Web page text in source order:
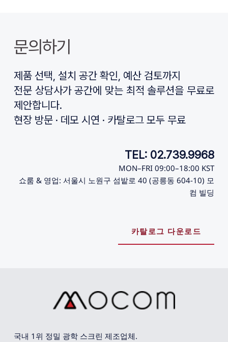
문의하기
제품 선택, 설치 공간 확인, 예산 검토까지
전문 상담사가 공간에 맞는 최적 솔루션을 무료로
제안합니다.
현장 방문 · 데모 시연 · 카탈로그 모두 무료
TEL: 02.739.9968
MON–FRI 09:00–18:00 KST
쇼룸 & 영업: 서울시 노원구 섬밭로 40 (공릉동 604-10) 모
컴 빌딩
카탈로그 다운로드
국내 1위 정밀 광학 스크린 제조업체.